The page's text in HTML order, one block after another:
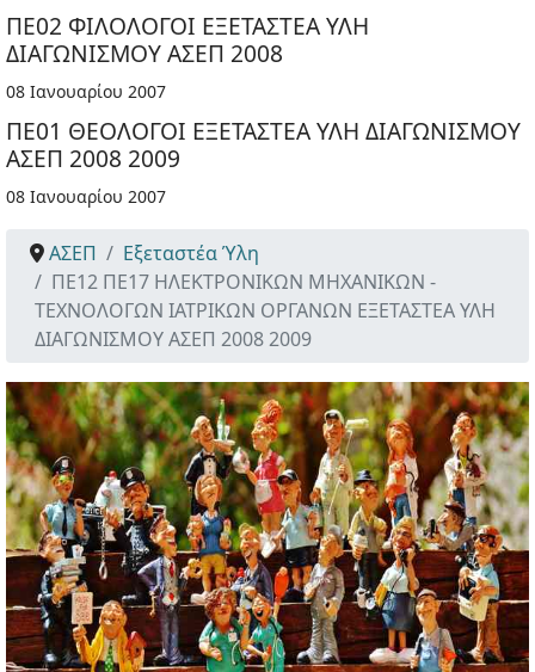
ΠΕ02 ΦΙΛΟΛΟΓΟΙ ΕΞΕΤΑΣΤΕΑ ΥΛΗ
ΔΙΑΓΩΝΙΣΜΟΥ ΑΣΕΠ 2008
08 Ιανουαρίου 2007
ΠΕ01 ΘΕΟΛΟΓΟΙ ΕΞΕΤΑΣΤΕΑ ΥΛΗ ΔΙΑΓΩΝΙΣΜΟΥ
ΑΣΕΠ 2008 2009
08 Ιανουαρίου 2007
ΑΣΕΠ
Εξεταστέα Ύλη
ΠΕ12 ΠΕ17 ΗΛΕΚΤΡΟΝΙΚΩΝ ΜΗΧΑΝΙΚΩΝ -
ΤΕΧΝΟΛΟΓΩΝ ΙΑΤΡΙΚΩΝ ΟΡΓΑΝΩΝ ΕΞΕΤΑΣΤΕΑ ΥΛΗ
ΔΙΑΓΩΝΙΣΜΟΥ ΑΣΕΠ 2008 2009